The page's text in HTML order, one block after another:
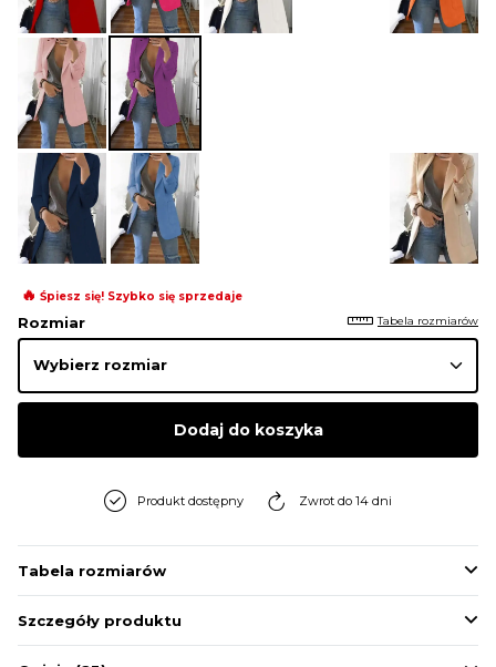
DRESY
MARYNARKI
BLUZY
BUTY
SWETRY
🔥 Śpiesz się! Szybko się sprzedaje
Rozmiar Tabela rozmiarów
Dodaj do koszyka
Produkt dostępny Zwrot do 14 dni
Tabela rozmiarów
Szczegóły produktu